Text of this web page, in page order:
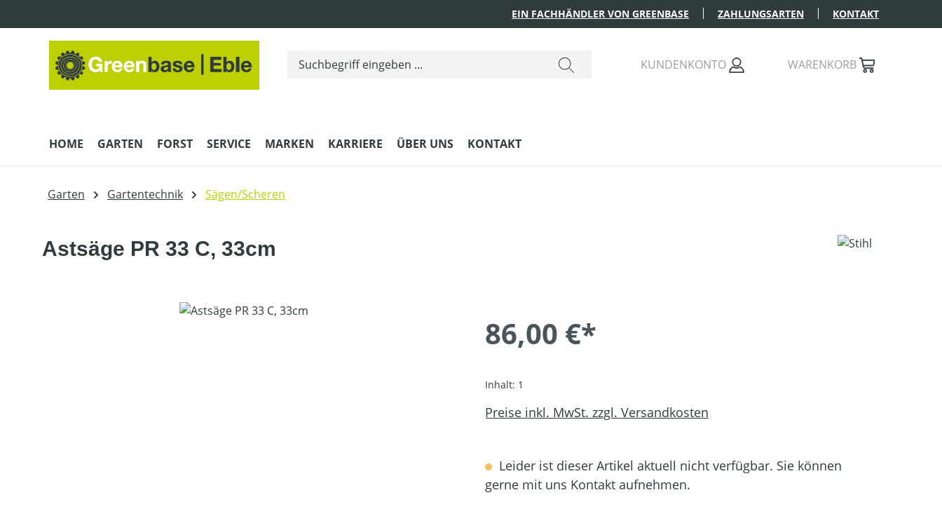
EIN FACHHÄNDLER VON GREENBASE ZAHLUNGSARTEN KONTAKT
KUNDENKONTO WARENKORB
HOME GARTEN FORST SERVICE MARKEN KARRIERE ÜBER UNS KONTAKT
Garten Gartentechnik Sägen/Scheren
Astsäge PR 33 C, 33cm
86,00 €*
Inhalt: 1
Preise inkl. MwSt. zzgl. Versandkosten
Leider ist dieser Artikel aktuell nicht verfügbar. Sie können
gerne mit uns Kontakt aufnehmen.